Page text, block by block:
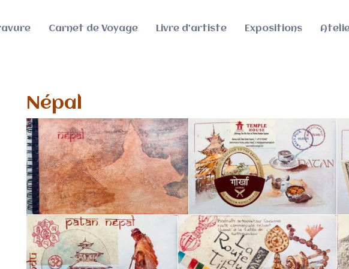
Carnet de Voyage Livre d’artiste Expositions
Népal